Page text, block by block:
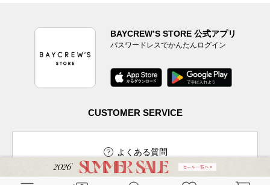
BAYCREW’S STORE 公式アプリ
パスワードレスでかんたんログイン
CUSTOMER SERVICE
よくある質問